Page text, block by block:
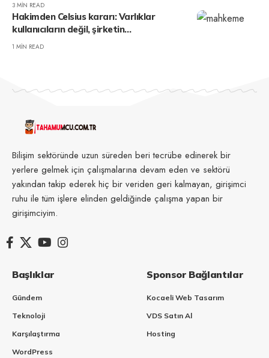
3 MIN READ
Hakimden Celsius kararı: Varlıklar
kullanıcıların değil, şirketin…
1 MIN READ
Bilişim sektöründe uzun süreden beri tecrübe edinerek bir
yerlere gelmek için çalışmalarına devam eden ve sektörü
yakından takip ederek hiç bir veriden geri kalmayan, girişimci
ruhu ile tüm işlere elinden geldiğinde çalışma yapan bir
girişimciyim.
Başlıklar
Gündem
Teknoloji
Karşılaştırma
WordPress
Sponsor Bağlantılar
Kocaeli Web Tasarım
VDS Satın Al
Hosting